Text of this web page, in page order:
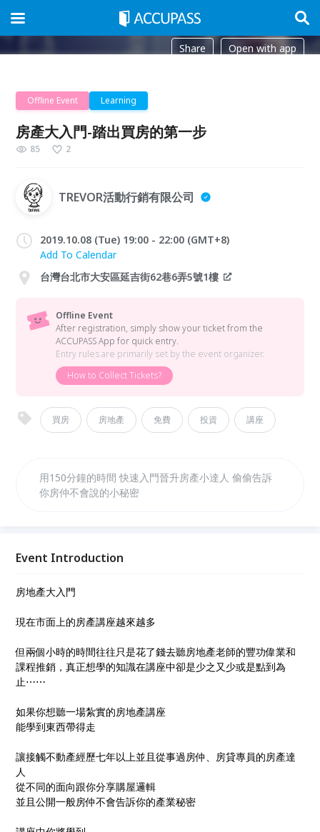
Share Open with app
Offline Event Learning
房產大入門-踏出買房的第一步
85 2
TREVOR活動行銷有限公司
2019.10.08 (Tue) 19:00 - 22:00 (GMT+8)
Add To Calendar
台灣台北市大安區延吉街62巷6弄5號1樓
Offline Event
After registration, simply show your ticket from the
ACCUPASS App for quick entry.
Entry rules are primarily set by the event organizer.
How to Collect Tickets?
買房 房地產 免費 投資 講座
用150分鐘的時間 快速入門晉升房產小達人 偷偷告訴
你房仲不會說的小秘密
Event Introduction
房地產大入門
現在市面上的房產講座越來越多
但兩個小時的時間往往只是花了錢去聽房地產老師的豐功偉業和
課程推銷，真正想學的知識在講座中卻是少之又少或是點到為
止⋯⋯
如果你想聽一場紮實的房地產講座
能學到東西帶得走
讓接觸不動產經歷七年以上並且從事過房仲、房貸專員的房產達
人
從不同的面向跟你分享購屋邏輯
並且公開一般房仲不會告訴你的產業秘密